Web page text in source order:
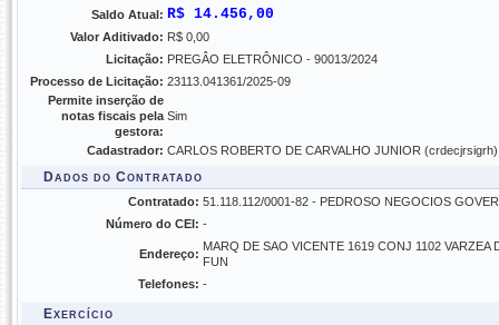
Saldo Atual: R$ 14.456,00
Valor Aditivado: R$ 0,00
Licitação: PREGÂO ELETRÔNICO - 90013/2024
Processo de Licitação: 23113.041361/2025-09
Permite inserção de
notas fiscais pela
gestora:
Sim
Cadastrador: CARLOS ROBERTO DE CARVALHO JUNIOR (crdecjrsigrh)
Dados do Contratado
Contratado: 51.118.112/0001-82 - PEDROSO NEGOCIOS
Número do CEI: -
Endereço:
MARQ DE SAO VICENTE 1619 CONJ 1102 VARZEA
FUN
Telefones: -
Exercício